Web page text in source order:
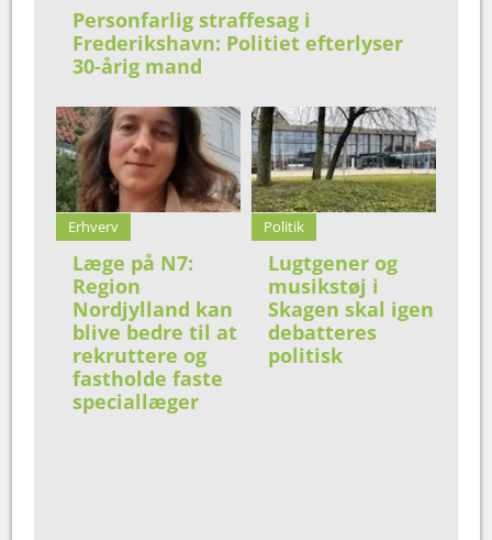
Personfarlig straffesag i
Frederikshavn: Politiet efterlyser
30-årig mand
Erhverv
Læge på N7:
Region
Nordjylland kan
blive bedre til at
rekruttere og
fastholde faste
speciallæger
Politik
Lugtgener og
musikstøj i
Skagen skal igen
debatteres
politisk